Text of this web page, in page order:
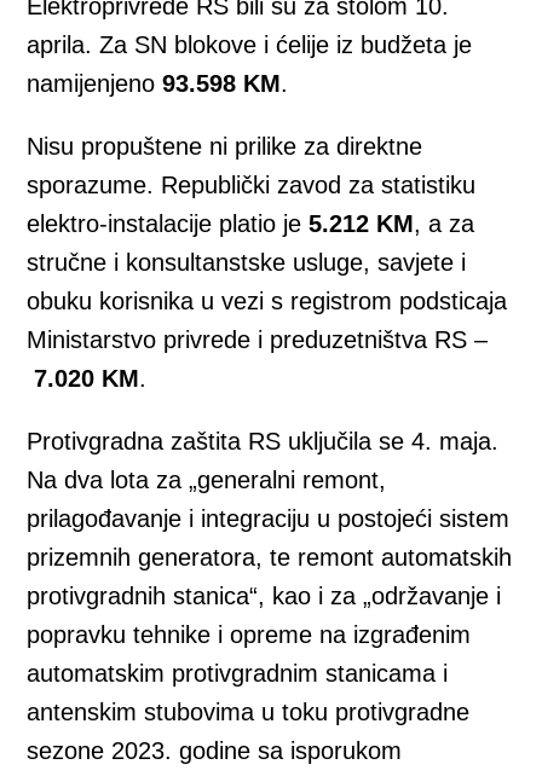
Elektroprivrede RS bili su za stolom 10.
aprila. Za SN blokove i ćelije iz budžeta je
namijenjeno93.598 KM.
Nisu propuštene ni prilike za direktne
sporazume. Republički zavod za statistiku
elektro-instalacije platio je5.212 KM, a za
stručne i konsultanstske usluge, savjete i
obuku korisnika u vezi s registrom podsticaja
Ministarstvo privrede i preduzetništva RS –
7.020 KM.
Protivgradna zaštita RS uključila se 4. maja.
Na dva lota za „generalni remont,
prilagođavanje i integraciju u postojeći sistem
prizemnih generatora, te remont automatskih
protivgradnih stanica“, kao i za „održavanje i
popravku tehnike i opreme na izgrađenim
automatskim protivgradnim stanicama i
antenskim stubovima u toku protivgradne
sezone 2023. godine sa isporukom